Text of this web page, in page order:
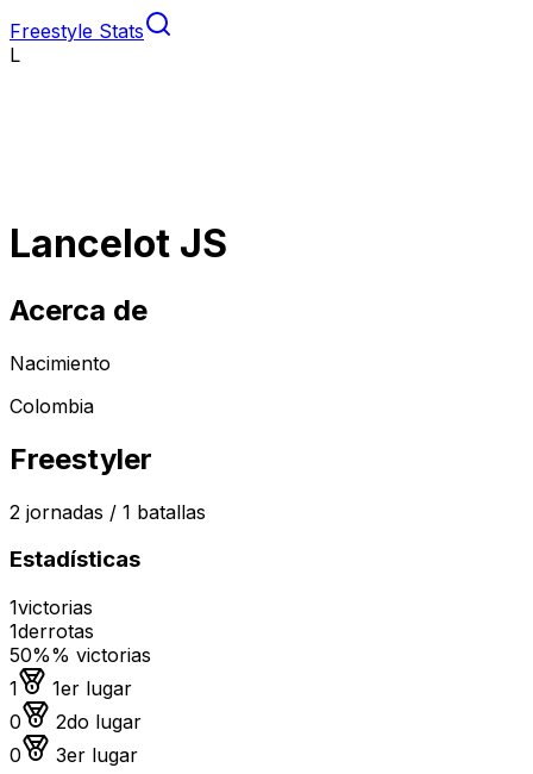
Freestyle Stats
L
Lancelot JS
Acerca de
Nacimiento
Colombia
Freestyler
2 jornadas / 1 batallas
Estadísticas
1victorias
1derrotas
50%% victorias
1
Medalla de oro
1er lugar
0
Medalla de plata
2do lugar
0
Medalla de bronce
3er lugar